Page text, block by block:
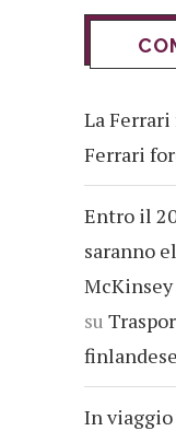
La
Ferrari
Entro il
saranno
McKinsey
su
finlandese
In